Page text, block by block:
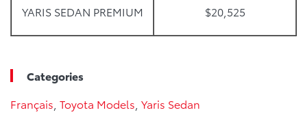
YARIS SEDAN PREMIUM $20,525
Categories
Français Toyota Models Yaris Sedan